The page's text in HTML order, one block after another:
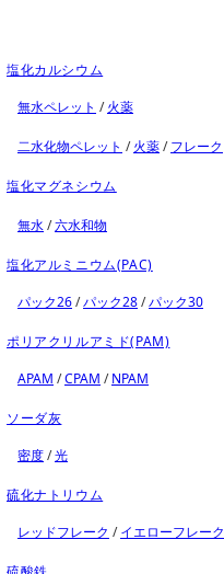
塩化カルシウム
無水ペレット /火薬
二水化物ペレット /火薬/フレーク
塩化マグネシウム
無水/六水和物
塩化アルミニウム(PAC)
パック26/パック28/パック30
ポリアクリルアミド(PAM)
APAM /CPAM /NPAM
ソーダ灰
密度/光
硫化ナトリウム
レッドフレーク /イエローフレーク